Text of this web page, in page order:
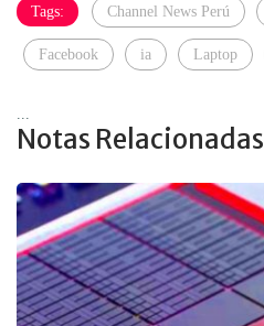
Tags: Channel News Perú
Facebook ia Laptop
Notas Relacionadas